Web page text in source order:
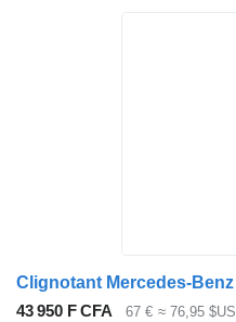
43 950 F CFA 67 € ≈ 76,95 $US